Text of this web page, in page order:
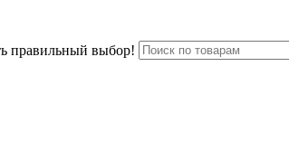
правильный выбор!